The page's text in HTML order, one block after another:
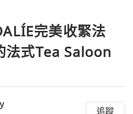
完美收緊法
式Tea Saloon
追蹤